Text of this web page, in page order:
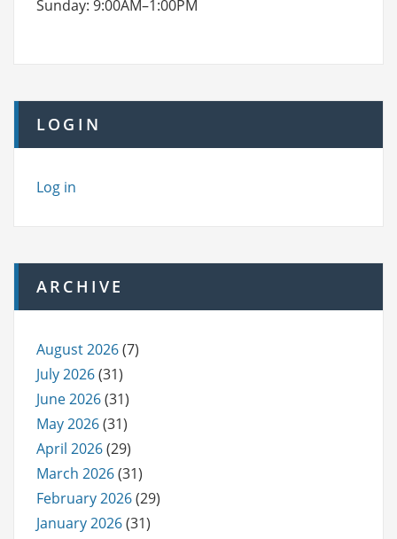
Sunday: 9:00AM–1:00PM
LOGIN
Log in
ARCHIVE
August 2026(7)
July 2026(31)
June 2026(31)
May 2026(31)
April 2026(29)
March 2026(31)
February 2026(29)
January 2026(31)